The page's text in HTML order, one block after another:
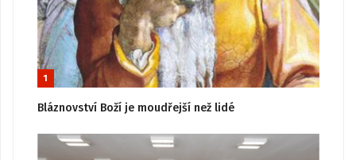
1
Bláznovství Boží je moudřejší než lidé